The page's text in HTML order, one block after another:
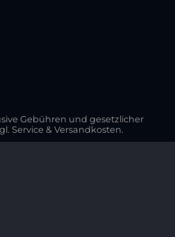
Gebühren und gesetzlicher
Service & Versandkosten.